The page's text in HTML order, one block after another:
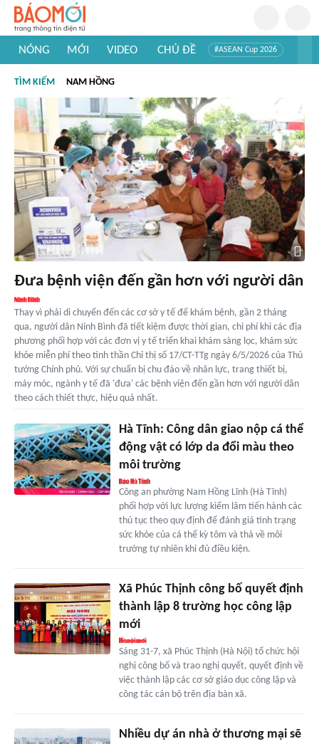
NÓNG MỚI VIDEO CHỦ ĐỀ #ASEAN Cup 2026
#Khám phá thế giới
TÌM KIẾM NAM HỒNG
Đưa bệnh viện đến gần hơn với người dân
Thay vì phải di chuyển đến các cơ sở y tế để khám bệnh, gần 2 tháng
qua, người dân Ninh Bình đã tiết kiệm được thời gian, chi phí khi các địa
phương phối hợp với các đơn vị y tế triển khai khám sàng lọc, khám sức
khỏe miễn phí theo tinh thần Chỉ thị số 17/CT-TTg ngày 6/5/2026 của Thủ
tướng Chính phủ. Với sự chuẩn bị chu đáo về nhân lực, trang thiết bị,
máy móc, ngành y tế đã 'đưa' các bệnh viện đến gần hơn với người dân
theo cách thiết thực, hiệu quả nhất.
Hà Tĩnh: Công dân giao nộp cá thể
động vật có lớp da đổi màu theo
môi trường
Công an phường Nam Hồng Lĩnh (Hà Tĩnh)
phối hợp với lực lượng kiểm lâm tiến hành các
thủ tục theo quy định để đánh giá tình trạng
sức khỏe của cá thể kỳ tôm và thả về môi
trường tự nhiên khi đủ điều kiện.
Xã Phúc Thịnh công bố quyết định
thành lập 8 trường học công lập
mới
Sáng 31-7, xã Phúc Thịnh (Hà Nội) tổ chức hội
nghị công bố và trao nghị quyết, quyết định về
việc thành lập các cơ sở giáo dục công lập và
công tác cán bộ trên địa bàn xã.
Nhiều dự án nhà ở thương mại sẽ